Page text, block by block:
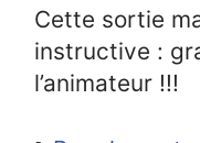
Cette sortie
instructive :
l’animateur !!!